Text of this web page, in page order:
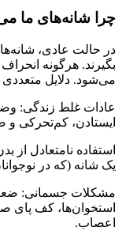
چرا شانه‌های ما
در حالت عادی، شانه‌ها
بگیرند. هرگونه
می‌شود. دلایل
عادات غلط زندگی:
ایستادن، کم‌تحرکی
استفاده نامتعادل
یک شانه (که در
مشکلات جسمانی:
استخوان‌ها، کف پای
اعصاب.